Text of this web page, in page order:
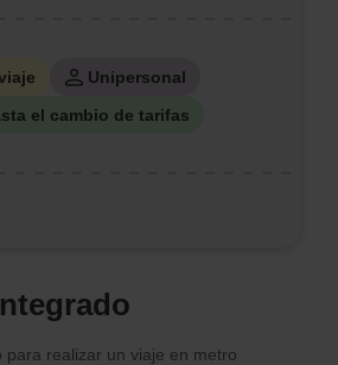
Unipersonal
el cambio de tarifas
para realizar un viaje en metro